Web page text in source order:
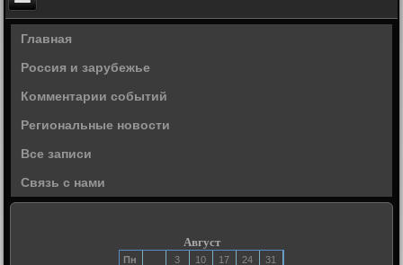
Главная
Россия и зарубежье
Комментарии событий
Региональные новости
Все записи
Связь с нами
Август
Пн 3 10 17 24
31